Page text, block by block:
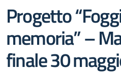
Progetto
memoria” –
finale 30